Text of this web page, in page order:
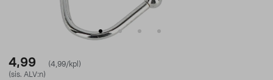
4,99
(4,99/kpl)
(sis. ALV:n)